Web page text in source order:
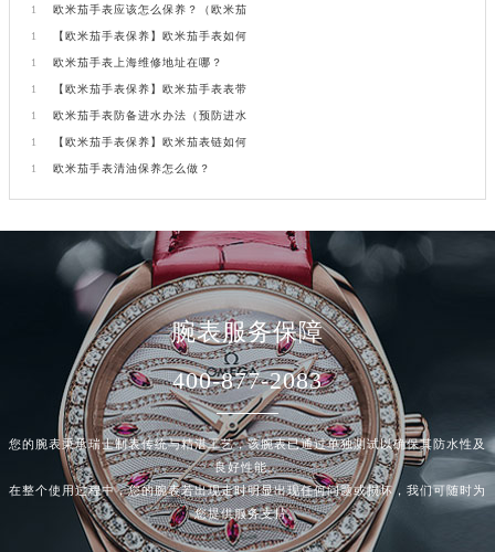
1 欧米茄手表应该怎么保养？（欧米茄
1 【欧米茄手表保养】欧米茄手表如何
1 欧米茄手表上海维修地址在哪？
1 【欧米茄手表保养】欧米茄手表表带
1 欧米茄手表防备进水办法（预防进水
1 【欧米茄手表保养】欧米茄表链如何
1 欧米茄手表清油保养怎么做？
腕表服务保障
400-877-2083
您的腕表秉承瑞士制表传统与精湛工艺，该腕表已通过单独测试以确保其防水性及
良好性能。
在整个使用过程中，您的腕表若出现走时明显出现任何问题或损坏，我们可随时为
您提供服务支持。